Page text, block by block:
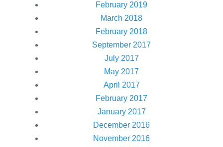
February 2019
March 2018
February 2018
September 2017
July 2017
May 2017
April 2017
February 2017
January 2017
December 2016
November 2016